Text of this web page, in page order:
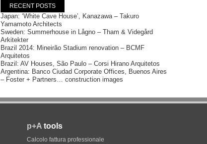
RECENT POSTS
Japan: ‘White Cave House’, Kanazawa – Takuro
Yamamoto Architects
Sweden: Summerhouse in Lågno – Tham & Videgård
Arkitekter
Brazil 2014: Mineirão Stadium renovation – BCMF
Arquitetos
Brazil: AV Houses, São Paulo – Corsi Hirano Arquitetos
Argentina: Banco Ciudad Corporate Offices, Buenos Aires
– Foster + Partners… construction images
p+A tools
Calcolo fattura professionale